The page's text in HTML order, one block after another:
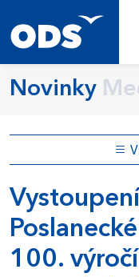
Novinky
100.